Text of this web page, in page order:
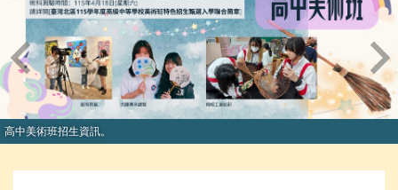
高中美術班招生資訊。